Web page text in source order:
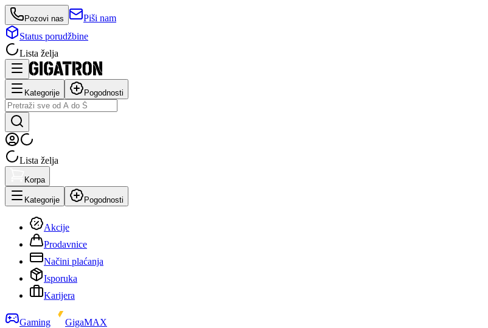
Pozovi nas
Piši nam
Status porudžbine
Lista želja
Kategorije Pogodnosti
Lista želja
Korpa
Kategorije Pogodnosti
Akcije
Prodavnice
Načini plaćanja
Isporuka
Karijera
Gaming
GigaMAX